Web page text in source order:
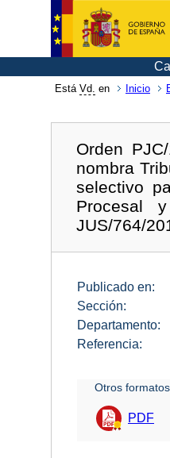
Está Vd. en Inicio
Orden
nombra
selectivo
Procesal
JUS/764/
Publicado en:
Sección:
Departamento:
Referencia:
Otros
PDF